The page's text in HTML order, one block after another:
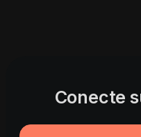
Conecte